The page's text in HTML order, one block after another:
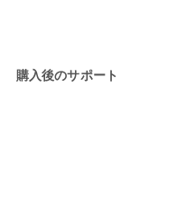
購入後のサポート